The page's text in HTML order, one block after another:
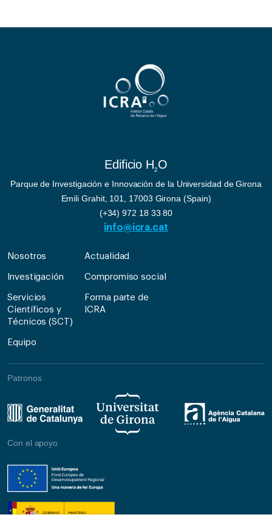
Edificio H2O
Parque de Investigación e Innovación de la Universidad de Girona
Emili Grahit, 101, 17003 Girona (Spain)
(+34) 972 18 33 80
info@icra.cat
Nosotros
Investigación
Servicios
Científicos y
Técnicos (SCT)
Equipo
Actualidad
Compromiso social
Forma parte de
ICRA
Patronos
Con el apoyo